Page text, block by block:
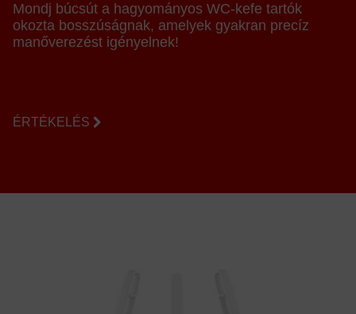
Mondj búcsút a hagyományos WC-kefe tartók
okozta bosszúságnak, amelyek gyakran precíz
manőverezést igényelnek!
ÉRTÉKELÉS